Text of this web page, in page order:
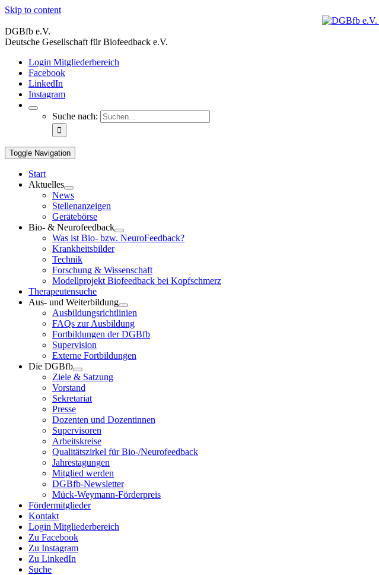
Skip to content
DGBfb e.V.
Deutsche Gesellschaft für Biofeedback e.V.
Login Mitgliederbereich
Facebook
LinkedIn
Instagram
Suche nach:
Toggle Navigation
Start
Aktuelles
News
Stellenanzeigen
Gerätebörse
Bio- & Neurofeedback
Was ist Bio- bzw. NeuroFeedback?
Krankheitsbilder
Technik
Forschung & Wissenschaft
Modellprojekt Biofeedback bei Kopfschmerz
Therapeutensuche
Aus- und Weiterbildung
Ausbildungsrichtlinien
FAQs zur Ausbildung
Fortbildungen der DGBfb
Supervision
Externe Fortbildungen
Die DGBfb
Ziele & Satzung
Vorstand
Sekretariat
Presse
Dozenten und Dozentinnen
Supervisoren
Arbeitskreise
Qualitätszirkel für Bio-/Neurofeedback
Jahrestagungen
Mitglied werden
DGBfb-Newsletter
Mück-Weymann-Förderpreis
Fördermitglieder
Kontakt
Login Mitgliederbereich
Zu Facebook
Zu Instagram
Zu LinkedIn
Suche